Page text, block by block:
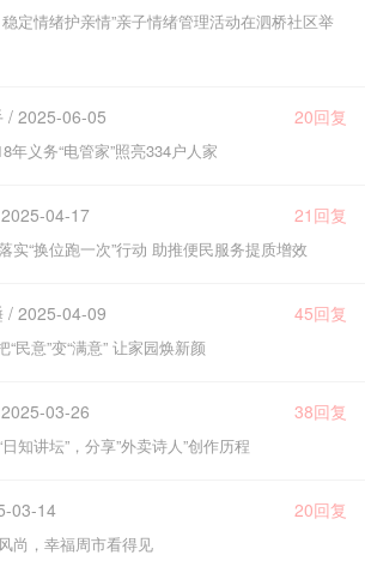
定情绪护亲情”亲子情绪管理活动在泗桥社区举
/ 2025-06-05 20回复
年义务“电管家”照亮334户人家
04-17 21回复
实“换位跑一次”行动 助推便民服务提质增效
/ 2025-04-09 45回复
“民意”变“满意” 让家园焕新颜
03-26 38回复
知讲坛”，分享”外卖诗人”创作历程
03-14 20回复
尚，幸福周市看得见